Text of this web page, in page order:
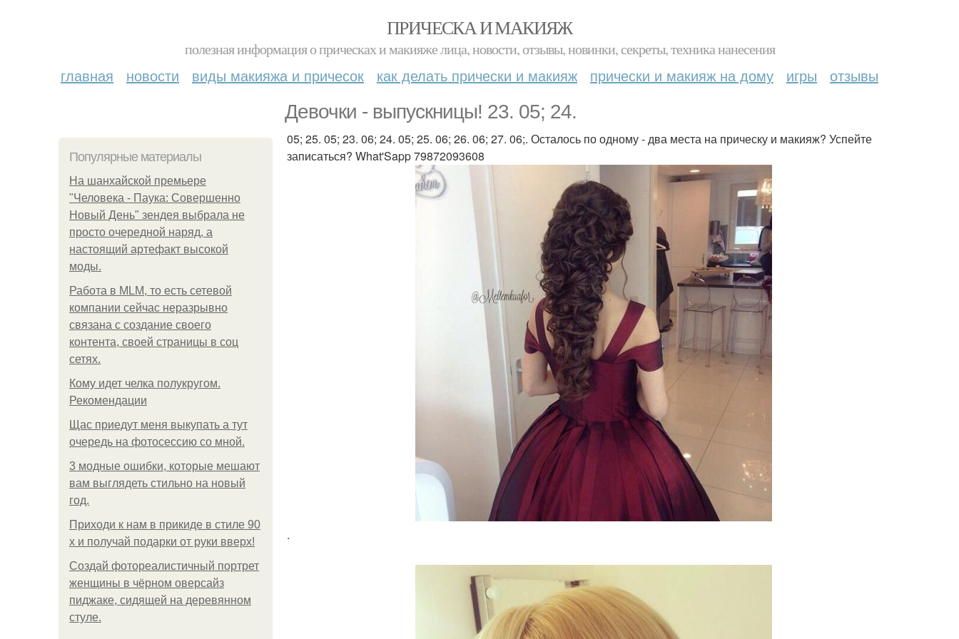
ПРИЧЕСКА И МАКИЯЖ
полезная информация о прическах и макияже лица, новости, отзывы, новинки, секреты, техника нанесения
главная новости виды макияжа и причесок как делать прически и макияж прически и макияж на дому игры отзывы
Девочки - выпускницы! 23. 05; 24.
Популярные материалы
На шанхайской премьере
"Человека - Паука: Совершенно
Новый День" зендея выбрала не
просто очередной наряд, а
настоящий артефакт высокой
моды.
Работа в MLM, то есть сетевой
компании сейчас неразрывно
связана с создание своего
контента, своей страницы в соц
сетях.
Кому идет челка полукругом.
Рекомендации
Щас приедут меня выкупать а тут
очередь на фотосессию со мной.
3 модные ошибки, которые мешают
вам выглядеть стильно на новый
год.
Приходи к нам в прикиде в стиле 90
х и получай подарки от руки вверх!
Создай фотореалистичный портрет
женщины в чёрном оверсайз
пиджаке, сидящей на деревянном
стуле.
05; 25. 05; 23. 06; 24. 05; 25. 06; 26. 06; 27. 06;. Осталось по одному - два места на прическу и макияж? Успейте
записаться? What'Sapp 79872093608
.